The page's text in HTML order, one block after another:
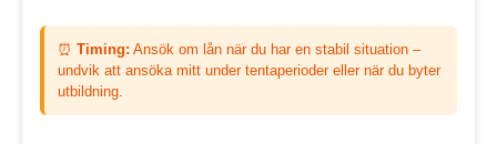
⏰ Timing: Ansök om lån när du har en stabil situation –
undvik att ansöka mitt under tentaperioder eller när du byter
utbildning.